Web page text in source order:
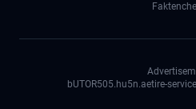
bUTOR505.hu5n.aetire-